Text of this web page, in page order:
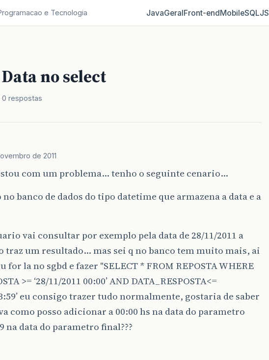
e Tecnologia JavaGeralFront‑endMobileSQLJS
no select
0 respostas
de 2011
com um problema… tenho o seguinte cenario…
banco de dados do tipo datetime que armazena a data e a
vai consultar por exemplo pela data de 28/11/2011 a
traz um resultado… mas sei q no banco tem muito mais, ai
for la no sgbd e fazer "SELECT * FROM REPOSTA WHERE
>= ‘28/11/2011 00:00’ AND DATA_RESPOSTA<=
eu consigo trazer tudo normalmente, gostaria de saber
como posso adicionar a 00:00 hs na data do parametro
na data do parametro final???